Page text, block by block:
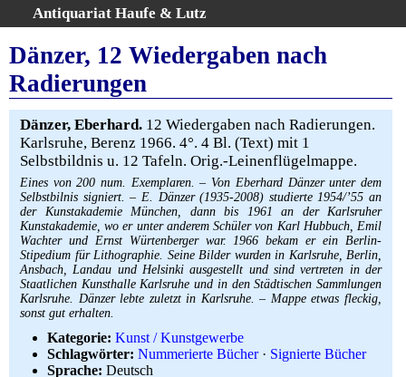
Antiquariat Haufe & Lutz
Home
Gesamtbestand
Erweiterte Suche
Kategorien
Schlagwörter
Warenkorb
AGB
Widerruf
Über uns
Aktuelle Kataloge
Kontakt
Ankauf
Links
Dänzer, 12 Wiedergaben nach
Radierungen
Dänzer, Eberhard. 12 Wiedergaben nach Radierungen.
Karlsruhe, Berenz 1966. 4°. 4 Bl. (Text) mit 1
Selbstbildnis u. 12 Tafeln. Orig.-Leinenflügelmappe.
Eines von 200 num. Exemplaren. – Von Eberhard Dänzer unter dem
Selbstbilnis signiert. – E. Dänzer (1935-2008) studierte 1954/’55 an
der Kunstakademie München, dann bis 1961 an der Karlsruher
Kunstakademie, wo er unter anderem Schüler von Karl Hubbuch, Emil
Wachter und Ernst Würtenberger war. 1966 bekam er ein Berlin-
Stipedium für Lithographie. Seine Bilder wurden in Karlsruhe, Berlin,
Ansbach, Landau und Helsinki ausgestellt und sind vertreten in der
Staatlichen Kunsthalle Karlsruhe und in den Städtischen Sammlungen
Karlsruhe. Dänzer lebte zuletzt in Karlsruhe. – Mappe etwas fleckig,
sonst gut erhalten.
Kategorie: Kunst / Kunstgewerbe
Schlagwörter: Nummerierte Bücher· Signierte Bücher
Sprache: Deutsch